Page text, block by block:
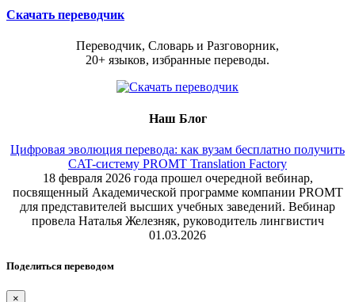
Скачать переводчик
Переводчик, Словарь и Разговорник,
20+ языков, избранные переводы.
Наш Блог
Цифровая эволюция перевода: как вузам бесплатно получить
CAT-систему PROMT Translation Factory
18 февраля 2026 года прошел очередной вебинар,
посвященный Академической программе компании PROMT
для представителей высших учебных заведений. Вебинар
провела Наталья Железняк, руководитель лингвистич
01.03.2026
Поделиться переводом
×